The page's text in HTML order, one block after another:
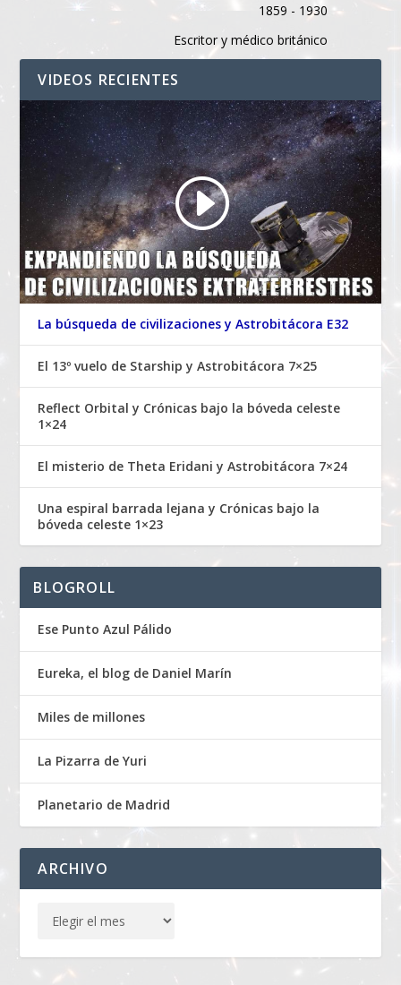
1859 - 1930
Escritor y médico británico
VIDEOS RECIENTES
La búsqueda de civilizaciones y Astrobitácora E32
El 13º vuelo de Starship y Astrobitácora 7×25
Reflect Orbital y Crónicas bajo la bóveda celeste
1×24
El misterio de Theta Eridani y Astrobitácora 7×24
Una espiral barrada lejana y Crónicas bajo la
bóveda celeste 1×23
BLOGROLL
Ese Punto Azul Pálido
Eureka, el blog de Daniel Marín
Miles de millones
La Pizarra de Yuri
Planetario de Madrid
ARCHIVO